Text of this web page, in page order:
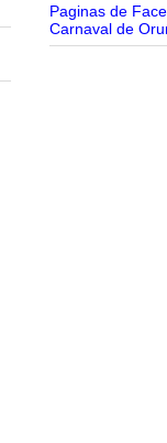
Paginas de
Carnaval de